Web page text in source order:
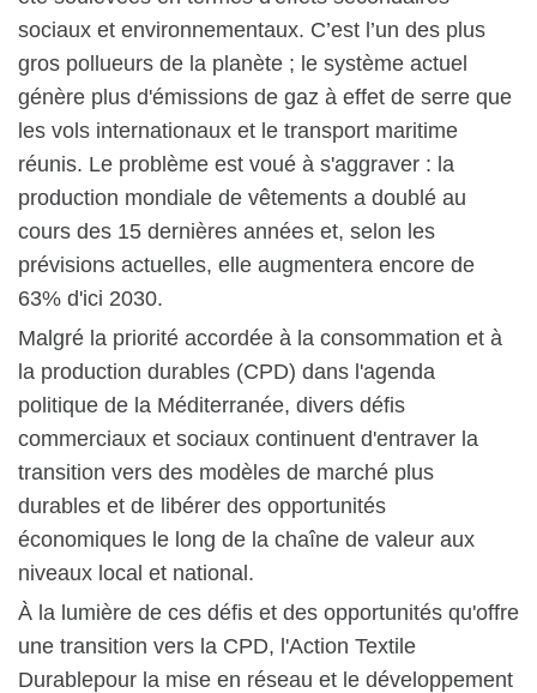
sociaux et environnementaux. C’est l’un des plus
gros pollueurs de la planète ; le système actuel
génère plus d'émissions de gaz à effet de serre que
les vols internationaux et le transport maritime
réunis. Le problème est voué à s'aggraver : la
production mondiale de vêtements a doublé au
cours des 15 dernières années et, selon les
prévisions actuelles, elle augmentera encore de
63% d'ici 2030.
Malgré la priorité accordée à la consommation et à
la production durables (CPD) dans l'agenda
politique de la Méditerranée, divers défis
commerciaux et sociaux continuent d'entraver la
transition vers des modèles de marché plus
durables et de libérer des opportunités
économiques le long de la chaîne de valeur aux
niveaux local et national.
À la lumière de ces défis et des opportunités qu'offre
une transition vers la CPD, l'Action Textile
Durablepour la mise en réseau et le développement